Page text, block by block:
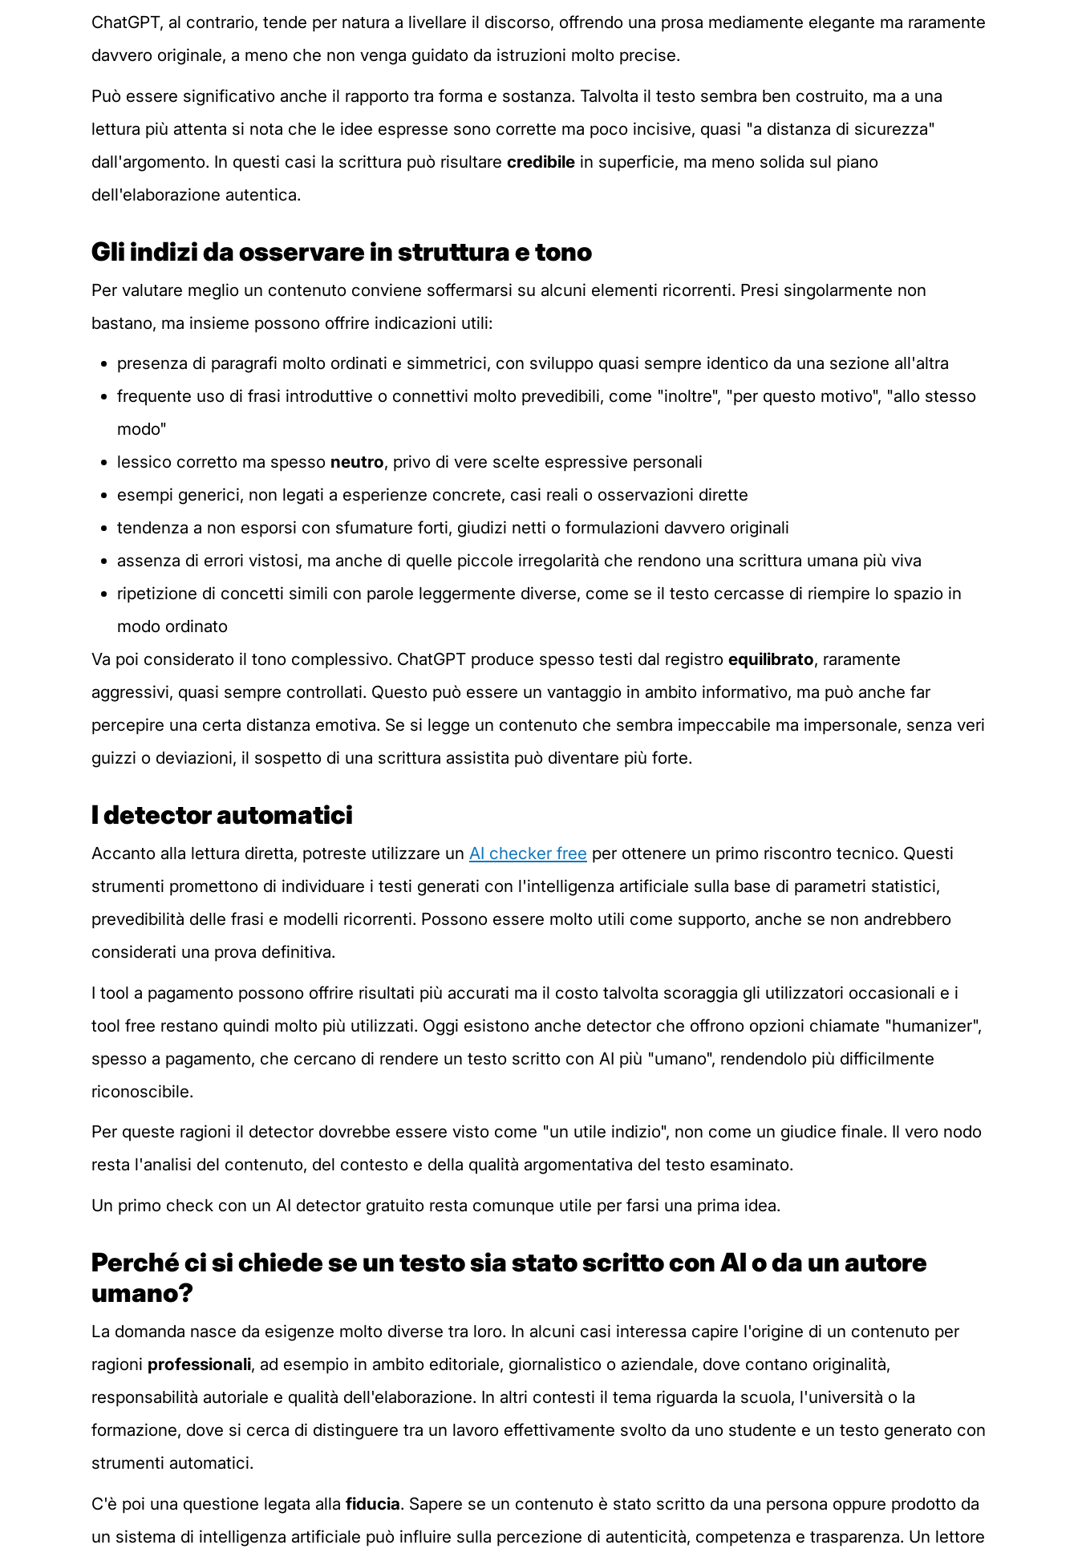
ChatGPT, al contrario, tende per natura a livellare il discorso, offrendo una prosa mediamente elegante ma raramente
davvero originale, a meno che non venga guidato da istruzioni molto precise.
Può essere significativo anche il rapporto tra forma e sostanza. Talvolta il testo sembra ben costruito, ma a una
lettura più attenta si nota che le idee espresse sono corrette ma poco incisive, quasi "a distanza di sicurezza"
dall'argomento. In questi casi la scrittura può risultare credibile in superficie, ma meno solida sul piano
dell'elaborazione autentica.
Gli indizi da osservare in struttura e tono
Per valutare meglio un contenuto conviene soffermarsi su alcuni elementi ricorrenti. Presi singolarmente non
bastano, ma insieme possono offrire indicazioni utili:
presenza di paragrafi molto ordinati e simmetrici, con sviluppo quasi sempre identico da una sezione all'altra
frequente uso di frasi introduttive o connettivi molto prevedibili, come "inoltre", "per questo motivo", "allo stesso
modo"
lessico corretto ma spesso neutro, privo di vere scelte espressive personali
esempi generici, non legati a esperienze concrete, casi reali o osservazioni dirette
tendenza a non esporsi con sfumature forti, giudizi netti o formulazioni davvero originali
assenza di errori vistosi, ma anche di quelle piccole irregolarità che rendono una scrittura umana più viva
ripetizione di concetti simili con parole leggermente diverse, come se il testo cercasse di riempire lo spazio in
modo ordinato
Va poi considerato il tono complessivo. ChatGPT produce spesso testi dal registro equilibrato, raramente
aggressivi, quasi sempre controllati. Questo può essere un vantaggio in ambito informativo, ma può anche far
percepire una certa distanza emotiva. Se si legge un contenuto che sembra impeccabile ma impersonale, senza veri
guizzi o deviazioni, il sospetto di una scrittura assistita può diventare più forte.
I detector automatici
Accanto alla lettura diretta, potreste utilizzare un AI checker free per ottenere un primo riscontro tecnico. Questi
strumenti promettono di individuare i testi generati con l'intelligenza artificiale sulla base di parametri statistici,
prevedibilità delle frasi e modelli ricorrenti. Possono essere molto utili come supporto, anche se non andrebbero
considerati una prova definitiva.
I tool a pagamento possono offrire risultati più accurati ma il costo talvolta scoraggia gli utilizzatori occasionali e i
tool free restano quindi molto più utilizzati. Oggi esistono anche detector che offrono opzioni chiamate "humanizer",
spesso a pagamento, che cercano di rendere un testo scritto con AI più "umano", rendendolo più difficilmente
riconoscibile.
Per queste ragioni il detector dovrebbe essere visto come "un utile indizio", non come un giudice finale. Il vero nodo
resta l'analisi del contenuto, del contesto e della qualità argomentativa del testo esaminato.
Un primo check con un AI detector gratuito resta comunque utile per farsi una prima idea.
Perché ci si chiede se un testo sia stato scritto con AI o da un autore
umano?
La domanda nasce da esigenze molto diverse tra loro. In alcuni casi interessa capire l'origine di un contenuto per
ragioni professionali, ad esempio in ambito editoriale, giornalistico o aziendale, dove contano originalità,
responsabilità autoriale e qualità dell'elaborazione. In altri contesti il tema riguarda la scuola, l'università o la
formazione, dove si cerca di distinguere tra un lavoro effettivamente svolto da uno studente e un testo generato con
strumenti automatici.
C'è poi una questione legata alla fiducia. Sapere se un contenuto è stato scritto da una persona oppure prodotto da
un sistema di intelligenza artificiale può influire sulla percezione di autenticità, competenza e trasparenza. Un lettore